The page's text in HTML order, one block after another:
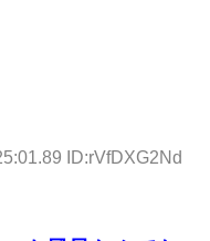
ID:rVfDXG2Nd